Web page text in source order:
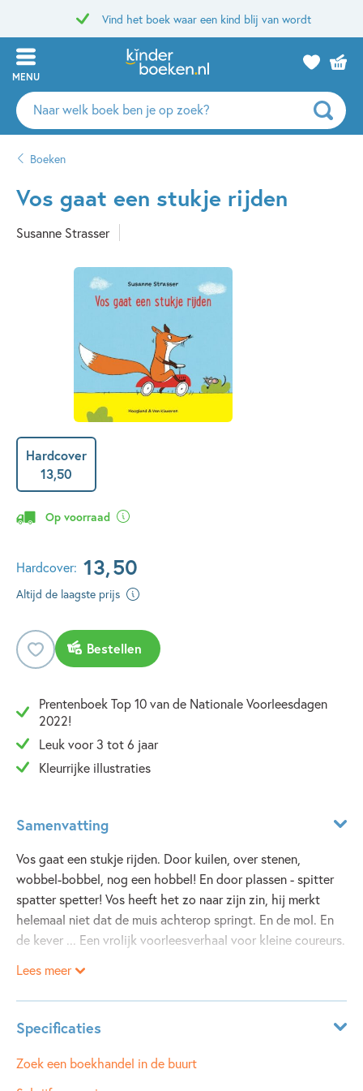
Vind het boek waar een kind blij van wordt
MENU
Zoeken
naar
auteurs
uitgevers
Boeken
Vos gaat een stukje rijden
Susanne Strasser
Hardcover
13,50
Op voorraad
Hardcover: 13,50
Altijd de laagste prijs
Bestellen
Prentenboek Top 10 van de Nationale Voorleesdagen
2022!
Leuk voor 3 tot 6 jaar
Kleurrijke illustraties
Samenvatting
Vos gaat een stukje rijden. Door kuilen, over stenen,
wobbel-bobbel, nog een hobbel! En door plassen - spitter
spatter spetter! Vos heeft het zo naar zijn zin, hij merkt
helemaal niet dat de muis achterop springt. En de mol. En
de kever ... Een vrolijk voorleesverhaal voor kleine coureurs.
Lees meer
Specificaties
ISBN: 9789089673435
NUR:
Zoek een boekhandel in de buurt